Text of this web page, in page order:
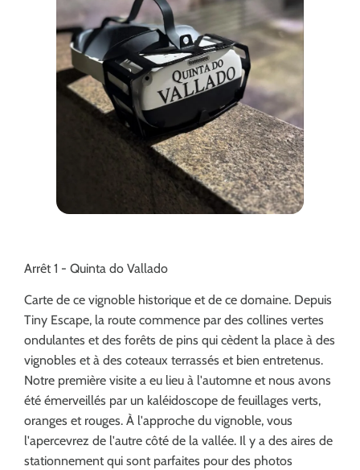
Arrêt 1 - Quinta do Vallado
Carte de ce vignoble historique et de ce domaine. Depuis
Tiny Escape, la route commence par des collines vertes
ondulantes et des forêts de pins qui cèdent la place à des
vignobles et à des coteaux terrassés et bien entretenus.
Notre première visite a eu lieu à l'automne et nous avons
été émerveillés par un kaléidoscope de feuillages verts,
oranges et rouges. À l'approche du vignoble, vous
l'apercevrez de l'autre côté de la vallée. Il y a des aires de
stationnement qui sont parfaites pour des photos